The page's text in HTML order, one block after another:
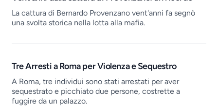
La cattura di Bernardo Provenzano vent'anni fa segnò
una svolta storica nella lotta alla mafia.
Tre Arresti a Roma per Violenza e Sequestro
A Roma, tre individui sono stati arrestati per aver
sequestrato e picchiato due persone, costrette a
fuggire da un palazzo.